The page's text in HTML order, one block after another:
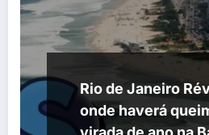
Rio de Janeiro
onde haverá